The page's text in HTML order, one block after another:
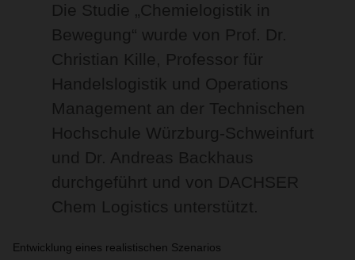
Die Studie „Chemielogistik in
Bewegung“ wurde von Prof. Dr.
Christian Kille, Professor für
Handelslogistik und Operations
Management an der Technischen
Hochschule Würzburg-Schweinfurt
und Dr. Andreas Backhaus
durchgeführt und von DACHSER
Chem Logistics unterstützt.
Entwicklung eines realistischen Szenarios